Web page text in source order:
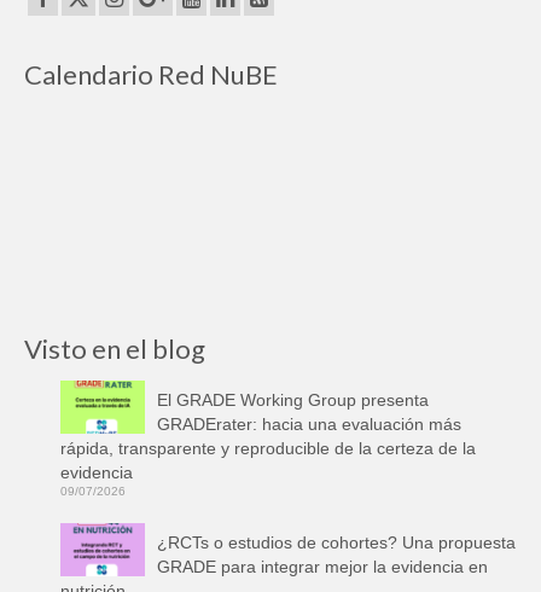
Calendario Red NuBE
Visto en el blog
El GRADE Working Group presenta
GRADErater: hacia una evaluación más
rápida, transparente y reproducible de la certeza de la
evidencia
09/07/2026
¿RCTs o estudios de cohortes? Una propuesta
GRADE para integrar mejor la evidencia en